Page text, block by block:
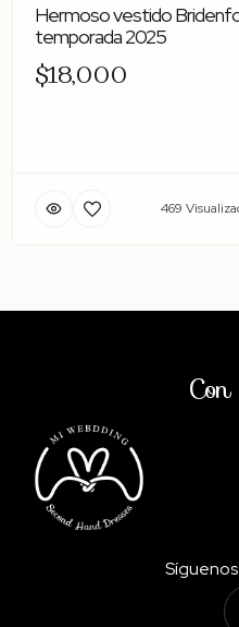
Hermoso vestido
temporada 2025
$18,000
469